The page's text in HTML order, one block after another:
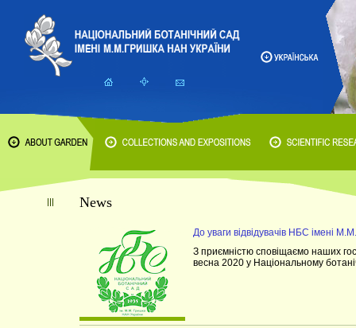
News
До уваги відвідувачів НБС імені
З приємністю сповіщаємо наших
весна 2020 у Національному